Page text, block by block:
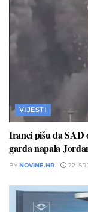
VIJESTI
Iranci pišu da SAD
garda napala
BY NOVINE.HR 22.